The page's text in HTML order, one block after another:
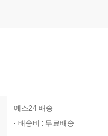
예스24 배송
배송비 : 무료배송